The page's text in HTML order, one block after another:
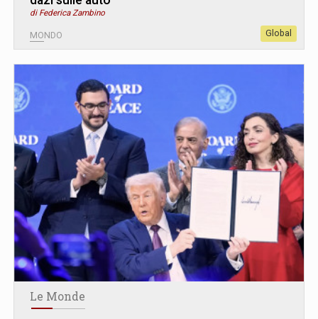
di Federica Zambino
MONDO Global
Le Monde